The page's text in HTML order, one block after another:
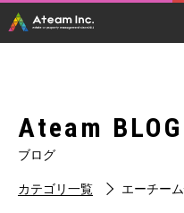
Ateam BLOG
ブログ
カテゴリ一覧 エーチー